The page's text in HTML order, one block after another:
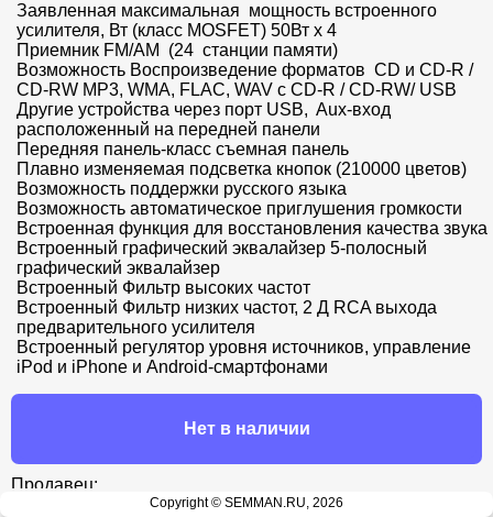
Заявленная максимальная  мощность встроенного
усилителя, Вт (класс MOSFET) 50Вт x 4
Приемник FM/AM  (24  станции памяти)
Возможность Воспроизведение форматов  CD и CD-R /
CD-RW MP3, WMA, FLAC, WAV с CD-R / CD-RW/ USB
Другие устройства через порт USB,  Aux-вход
расположенный на передней панели
Передняя панель-класс съемная панель
Плавно изменяемая подсветка кнопок (210000 цветов)
Возможность поддержки русского языка
Возможность автоматическое приглушения громкости
Встроенная функция для восстановления качества звука
Встроенный графический эквалайзер 5-полосный
графический эквалайзер
Встроенный Фильтр высоких частот
Встроенный Фильтр низких частот, 2 Д RCA выхода
предварительного усилителя
Встроенный регулятор уровня источников, управление
iPod и iPhone и Android-смартфонами
Нет в наличии
Продавец:
Copyright © SEMMAN.RU, 2026